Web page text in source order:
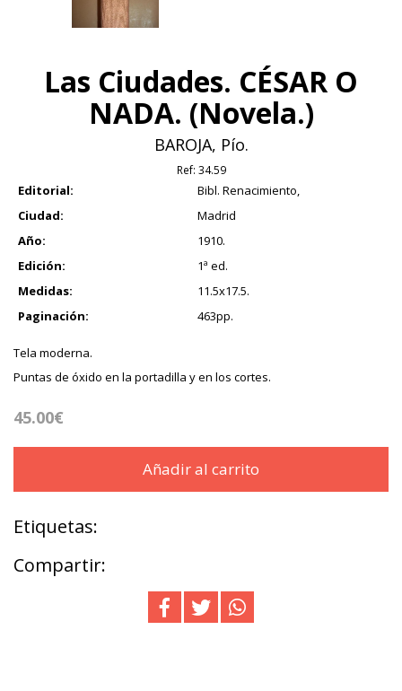
Las Ciudades. CÉSAR O
NADA. (Novela.)
BAROJA, Pío.
Ref: 34.59
Editorial:
Bibl. Renacimiento,
Ciudad:
Madrid
Año:
1910.
Edición:
1ª ed.
Medidas:
11.5x17.5.
Paginación:
463pp.
Tela moderna.
Puntas de óxido en la portadilla y en los cortes.
45.00€
Añadir al carrito
Etiquetas:
Compartir: